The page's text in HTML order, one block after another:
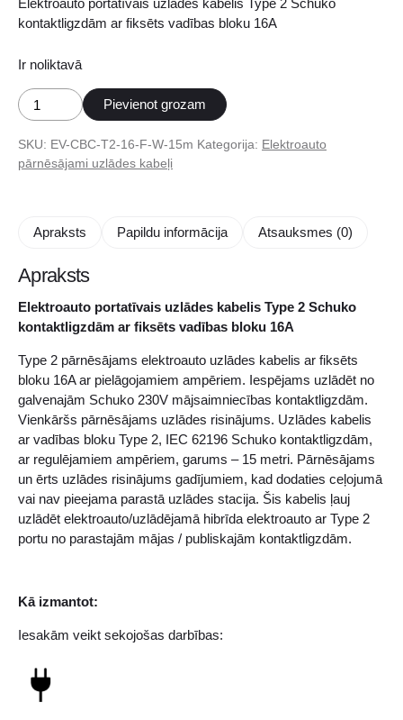
Elektroauto portatīvais uzlādes kabelis Type 2 Schuko
kontaktligzdām ar fiksēts vadības bloku 16A
Ir noliktavā
Elektroauto
portatīvais
uzlādes
kabelis
kontaktligzdām
fiksēts
bloku
16A
daudzums
Pievienot grozam
SKU: EV-CBC-T2-16-F-W-15m Kategorija: Elektroauto
pārnēsājami uzlādes kabeļi
Apraksts Papildu informācija Atsauksmes (0)
Apraksts
Elektroauto portatīvais uzlādes kabelis Type 2 Schuko
kontaktligzdām ar fiksēts vadības bloku 16A
Type 2 pārnēsājams elektroauto uzlādes kabelis ar fiksēts
bloku 16A ar pielāgojamiem ampēriem. Iespējams uzlādēt no
galvenajām Schuko 230V mājsaimniecības kontaktligzdām.
Vienkāršs pārnēsājams uzlādes risinājums. Uzlādes kabelis
ar vadības bloku Type 2, IEC 62196 Schuko kontaktligzdām,
ar regulējamiem ampēriem, garums – 15 metri. Pārnēsājams
un ērts uzlādes risinājums gadījumiem, kad dodaties ceļojumā
vai nav pieejama parastā uzlādes stacija. Šis kabelis ļauj
uzlādēt elektroauto/uzlādējamā hibrīda elektroauto ar Type 2
portu no parastajām mājas / publiskajām kontaktligzdām.
Kā izmantot:
Iesakām veikt sekojošas darbības: